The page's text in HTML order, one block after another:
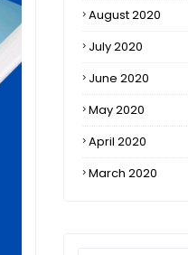
August 2020
July 2020
June 2020
May 2020
April 2020
March 2020